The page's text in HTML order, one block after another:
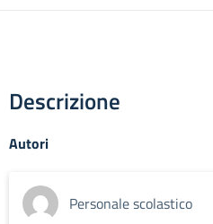
Descrizione
Autori
Personale scolastico